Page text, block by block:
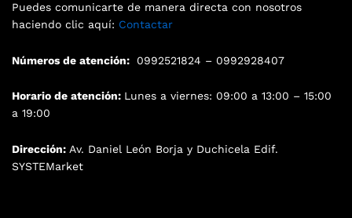
Puedes comunicarte de manera directa con nosotros
haciendo clic aquí: Contactar
Números de atención: 0992521824 – 0992928407
Horario de atención: Lunes a viernes: 09:00 a 13:00 – 15:00
a 19:00
Dirección: Av. Daniel León Borja y Duchicela Edif.
SYSTEMarket